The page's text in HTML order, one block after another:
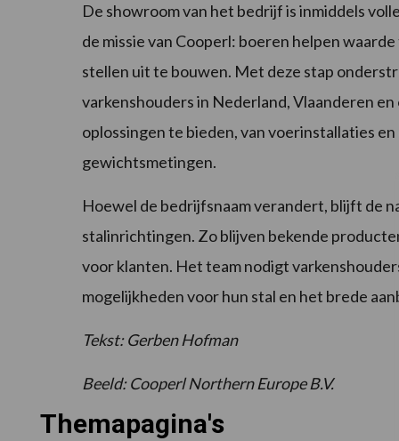
De showroom van het bedrijf is inmiddels
de missie van Cooperl: boeren helpen
stellen uit te bouwen. Met deze stap
varkenshouders in Nederland, Vlaanderen
oplossingen te bieden, van voerinstallaties
gewichtsmetingen.
Hoewel de bedrijfsnaam verandert, blijft de
stalinrichtingen. Zo blijven bekende
voor klanten. Het team nodigt
mogelijkheden voor hun stal en het brede
Tekst: Gerben Hofman
Beeld: Cooperl Northern Europe B.V.
Themapagina's